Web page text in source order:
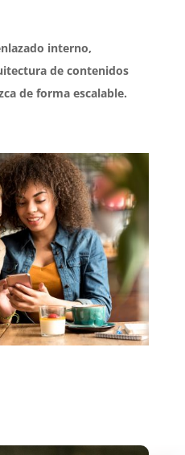
interno,
de contenidos
de forma escalable.